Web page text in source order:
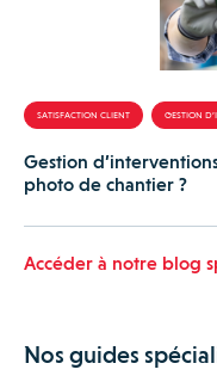
SATISFACTION CLIENT GESTION
Gestion
photo de chantier ?
Accéder à notre blog
Nos guides